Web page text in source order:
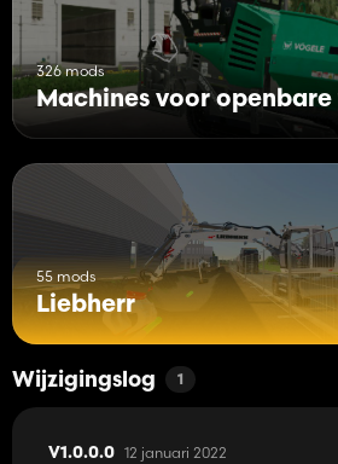
326 mods
Machines voor openbare
55 mods
Liebherr
Wijzigingslog 1
V1.0.0.0 12 januari 2022